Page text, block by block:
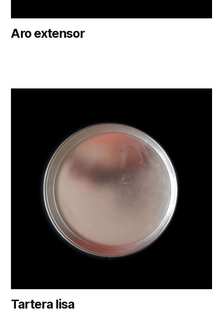
Aro extensor
Tartera lisa